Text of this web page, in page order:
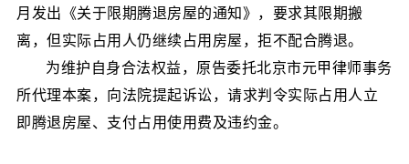
月发出《关于限期腾退房屋的通知》，要求其限期搬
离，但实际占用人仍继续占用房屋，拒不配合腾退。
为维护自身合法权益，原告委托北京市元甲律师事务
所代理本案，向法院提起诉讼，请求判令实际占用人立
即腾退房屋、支付占用使用费及违约金。